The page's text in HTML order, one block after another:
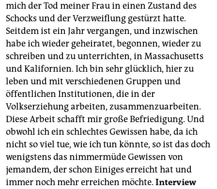
mich der Tod meiner Frau in einen Zustand des
Schocks und der Verzweiflung gestürzt hatte.
Seitdem ist ein Jahr vergangen, und inzwischen
habe ich wieder geheiratet, begonnen, wieder zu
schreiben und zu unterrichten, in Massachusetts
und Kalifornien. Ich bin sehr glücklich, hier zu
leben und mit verschiedenen Gruppen und
öffentlichen Institutionen, die in der
Volkserziehung arbeiten, zusammenzuarbeiten.
Diese Arbeit schafft mir große Befriedigung. Und
obwohl ich ein schlechtes Gewissen habe, da ich
nicht so viel tue, wie ich tun könnte, so ist das doch
wenigstens das nimmermüde Gewissen von
jemandem, der schon Einiges erreicht hat und
immer noch mehr erreichen möchte. Interview